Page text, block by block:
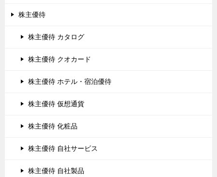
株主優待
株主優待 カタログ
株主優待 クオカード
株主優待 ホテル・宿泊優待
株主優待 仮想通貨
株主優待 化粧品
株主優待 自社サービス
株主優待 自社製品